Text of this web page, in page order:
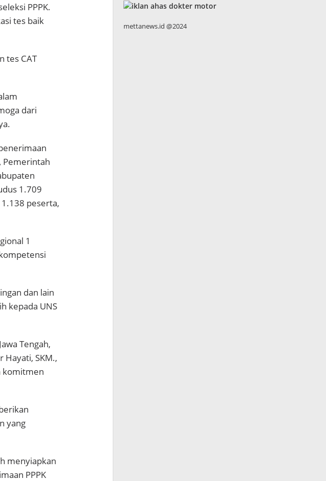
PPPK.
tes baik
tes CAT
dari
Pemerintah
1.709
peserta,
1
dan lain
kepada UNS
Tengah,
Hayati, SKM.,
komitmen
yang
menyiapkan
PPPK
mettanews.id @2024